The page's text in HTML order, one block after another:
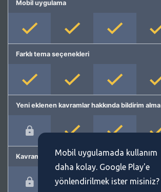
Mobil uygulama
Farklı tema seçenekleri
Yeni eklenen kavramlar hakkında bildirim alma
Kavram önermeMobil uygulamada kullanım
daha kolay. Google Play'e
yönlendirilmek ister misiniz?